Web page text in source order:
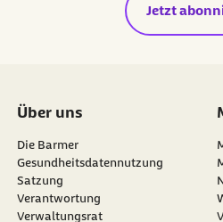
Jetzt
Über uns
Die Barmer
Gesundheitsdatennutzung
Satzung
Verantwortung
Verwaltungsrat